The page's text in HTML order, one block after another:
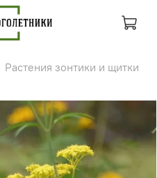
Растения зонтики и щитки